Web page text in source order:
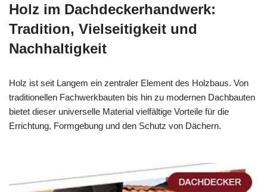
Holz im Dachdeckerhandwerk:
Tradition, Vielseitigkeit und
Nachhaltigkeit
Holz ist seit Langem ein zentraler Element des Holzbaus. Von
traditionellen Fachwerkbauten bis hin zu modernen Dachbauten
bietet dieser universelle Material vielfältige Vorteile für die
Errichtung, Formgebung und den Schutz von Dächern.